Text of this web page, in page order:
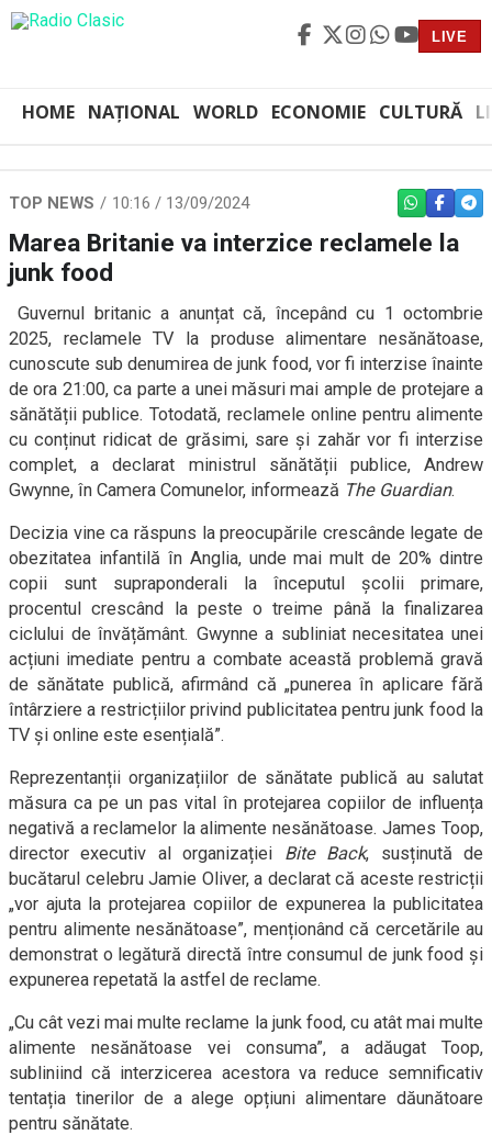
LIVE
HOME NAȚIONAL WORLD ECONOMIE CULTURĂ
TOP NEWS 10:16 / 13/09/2024 WHATSAPP
Marea Britanie va interzice reclamele la
junk food
Guvernul britanic a anunțat că, începând cu 1 octombrie
2025, reclamele TV la produse alimentare nesănătoase,
cunoscute sub denumirea de junk food, vor fi interzise înainte
de ora 21:00, ca parte a unei măsuri mai ample de protejare a
sănătății publice. Totodată, reclamele online pentru alimente
cu conținut ridicat de grăsimi, sare și zahăr vor fi interzise
complet, a declarat ministrul sănătății publice, Andrew
Gwynne, în Camera Comunelor, informează The Guardian.
Decizia vine ca răspuns la preocupările crescânde legate de
obezitatea infantilă în Anglia, unde mai mult de 20% dintre
copii sunt supraponderali la începutul școlii primare,
procentul crescând la peste o treime până la finalizarea
ciclului de învățământ. Gwynne a subliniat necesitatea unei
acțiuni imediate pentru a combate această problemă gravă
de sănătate publică, afirmând că „punerea în aplicare fără
întârziere a restricțiilor privind publicitatea pentru junk food la
TV și online este esențială”.
Reprezentanții organizațiilor de sănătate publică au salutat
măsura ca pe un pas vital în protejarea copiilor de influența
negativă a reclamelor la alimente nesănătoase. James Toop,
director executiv al organizației Bite Back, susținută de
bucătarul celebru Jamie Oliver, a declarat că aceste restricții
„vor ajuta la protejarea copiilor de expunerea la publicitatea
pentru alimente nesănătoase”, menționând că cercetările au
demonstrat o legătură directă între consumul de junk food și
expunerea repetată la astfel de reclame.
„Cu cât vezi mai multe reclame la junk food, cu atât mai multe
alimente nesănătoase vei consuma”, a adăugat Toop,
subliniind că interzicerea acestora va reduce semnificativ
tentația tinerilor de a alege opțiuni alimentare dăunătoare
pentru sănătate.